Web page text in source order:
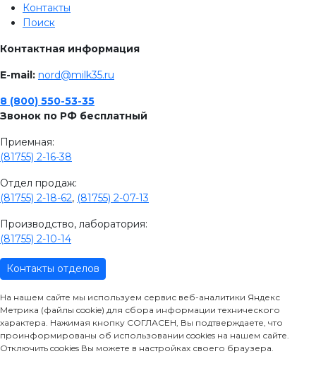
Контакты
Поиск
Контактная информация
E-mail: nord@milk35.ru
8 (800) 550-53-35
Звонок по РФ бесплатный
Приемная:
(81755) 2-16-38
Отдел продаж:
(81755) 2-18-62, (81755) 2-07-13
Производство, лаборатория:
(81755) 2-10-14
Контакты отделов
На нашем сайте мы используем сервис веб-аналитики Яндекс
Метрика (файлы cookie) для сбора информации технического
характера. Нажимая кнопку СОГЛАСЕН, Вы подтверждаете, что
проинформированы об использовании cookies на нашем сайте.
Отключить cookies Вы можете в настройках своего браузера.